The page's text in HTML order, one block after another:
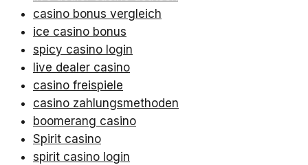
casino bonus vergleich
ice casino bonus
spicy casino login
live dealer casino
casino freispiele
casino zahlungsmethoden
boomerang casino
Spirit casino
spirit casino login